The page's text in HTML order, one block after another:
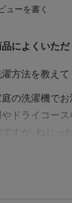
ューを書く
品によくいた
方法を教えて
庭の洗濯機で
やドライコー
ですが、ねじっ